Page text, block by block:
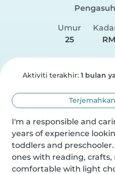
Umur
25
Aktiviti terakhir: 1 bulan
I'm a responsible and
years of experience
toddlers and
ones with reading, crafts,
comfortable with light